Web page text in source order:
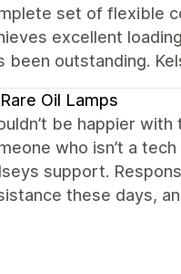
set of flexible
excellent
been outstanding.
Rare Oil Lamps
be happier
who isn’t a
support.
these days,